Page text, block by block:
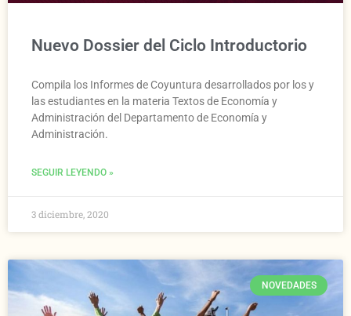
Nuevo Dossier del Ciclo Introductorio
Compila los Informes de Coyuntura desarrollados por los y
las estudiantes en la materia Textos de Economía y
Administración del Departamento de Economía y
Administración.
SEGUIR LEYENDO »
3 diciembre, 2020
NOVEDADES